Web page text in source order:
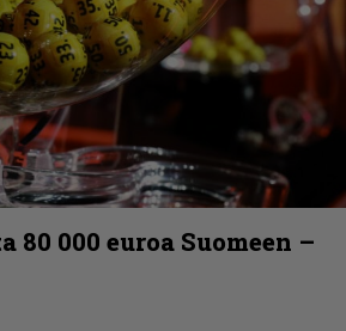
80 000 euroa Suomeen –